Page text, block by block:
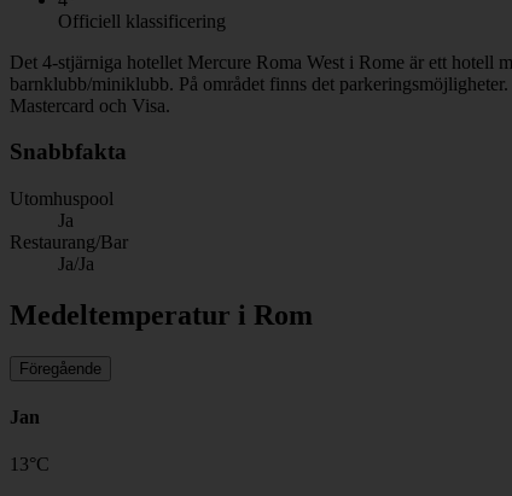
Officiell klassificering
Det 4-stjärniga hotellet Mercure Roma West i Rome är ett hotell
barnklubb/miniklubb. På området finns det
Mastercard och Visa.
Snabbfakta
Utomhuspool
Ja
Restaurang/Bar
Ja/Ja
Medeltemperatur i Rom
Föregående
Jan
13°C